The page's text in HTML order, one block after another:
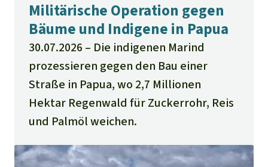
Militärische Operation gegen
Bäume und Indigene in Papua
30.07.2026
Die indigenen Marind
prozessieren gegen den Bau einer
Straße in Papua, wo 2,7 Millionen
Hektar Regenwald für Zuckerrohr, Reis
und Palmöl weichen.